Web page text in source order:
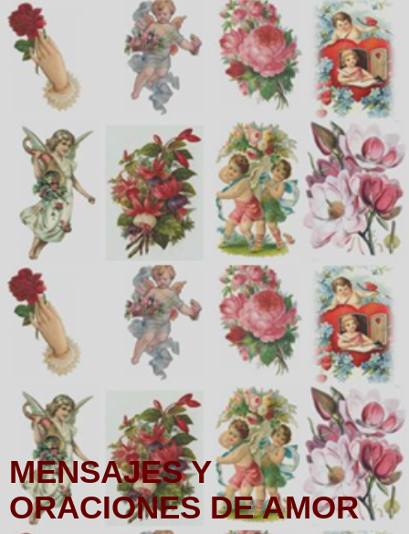
MENSAJES Y
ORACIONES DE AMOR